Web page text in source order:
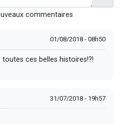
commentaires
01/08/2018 - 08h50
ces belles histoires!?!
31/07/2018 - 19h57